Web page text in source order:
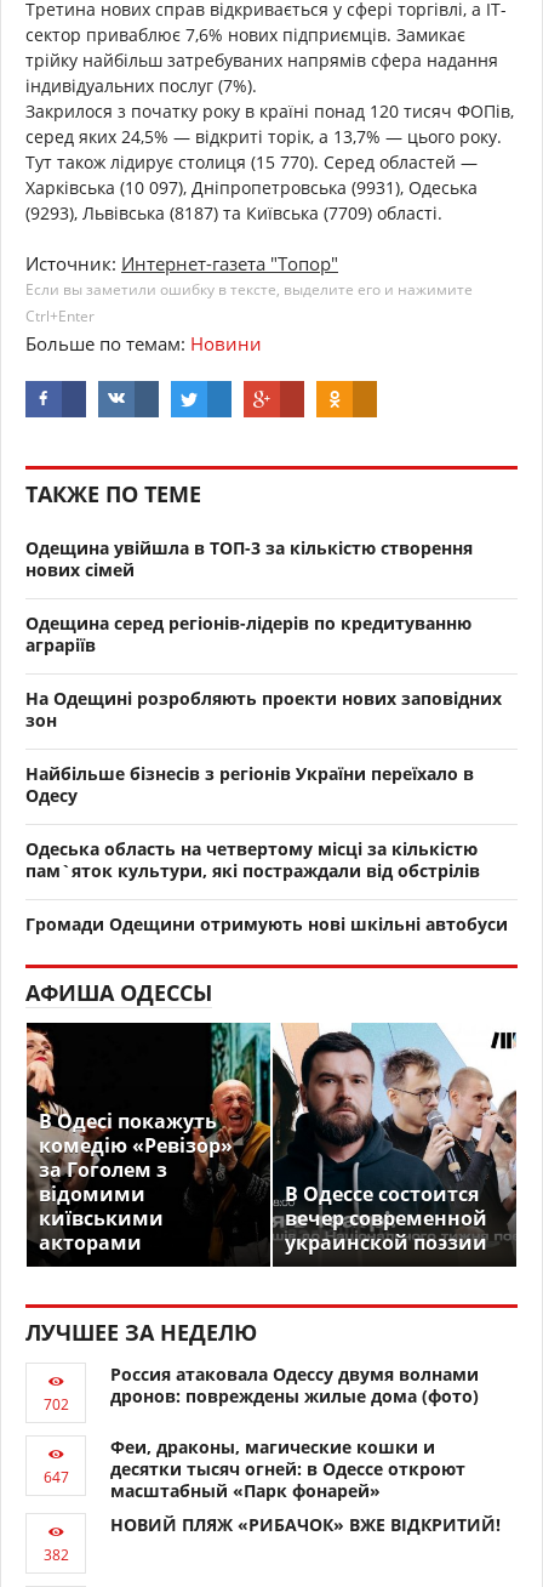
Третина нових справ відкривається у сфері торгівлі, а IT-
сектор приваблює 7,6% нових підприємців. Замикає
трійку найбільш затребуваних напрямів сфера надання
індивідуальних послуг (7%).
Закрилося з початку року в країні понад 120 тисяч ФОПів,
серед яких 24,5% — відкриті торік, а 13,7% — цього року.
Тут також лідирує столиця (15 770). Серед областей —
Харківська (10 097), Дніпропетровська (9931), Одеська
(9293), Львівська (8187) та Київська (7709) області.
Источник: Интернет-газета "Топор"
Если вы заметили ошибку в тексте, выделите его и нажимите
Ctrl+Enter
Больше по темам: Новини
ТАКЖЕ ПО ТЕМЕ
Одещина увійшла в ТОП-3 за кількістю створення
нових сімей
Одещина серед регіонів-лідерів по кредитуванню
аграріїв
На Одещині розробляють проекти нових заповідних
зон
Найбільше бізнесів з регіонів України переїхало в
Одесу
Одеська область на четвертому місці за кількістю
пам`яток культури, які постраждали від обстрілів
Громади Одещини отримують нові шкільні автобуси
АФИША ОДЕССЫ
В Одесі покажуть
комедію «Ревізор»
за Гоголем з
відомими
київськими
акторами
В Одессе состоится
вечер современной
украинской поэзии
ЛУЧШЕЕ ЗА НЕДЕЛЮ
Россия атаковала Одессу двумя волнами
дронов: повреждены жилые дома (фото)
Феи, драконы, магические кошки и
десятки тысяч огней: в Одессе откроют
масштабный «Парк фонарей»
НОВИЙ ПЛЯЖ «РИБАЧОК» ВЖЕ ВІДКРИТИЙ!